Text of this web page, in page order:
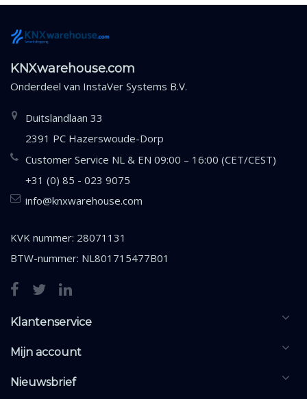
KNXwarehouse.com
Onderdeel van InstaVer Systems B.V.
Duitslandlaan 33
2391 PC Hazerswoude-Dorp
Customer Service NL & EN 09:00 – 16:00 (CET/CEST)
+31 (0) 85 - 023 9075
info@knxwarehouse.com
KVK nummer: 28071131
BTW-nummer: NL801715477B01
Klantenservice
Mijn account
Nieuwsbrief